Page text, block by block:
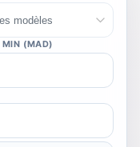
MIN (MAD)